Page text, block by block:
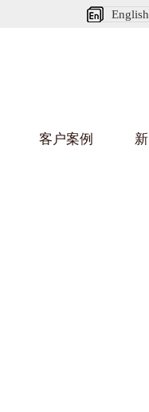
English
客户案例